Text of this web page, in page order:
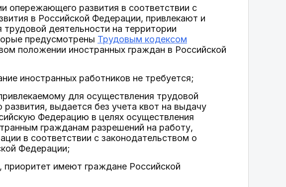
опережающего развития в соответствии с
в Российской Федерации, привлекают и
деятельности на территории
предусмотрены Трудовым кодексом
положении иностранных граждан в Российской
иностранных работников не требуется;
для осуществления трудовой
выдается без учета квот на выдачу
Федерацию в целях осуществления
гражданам разрешений на работу,
в соответствии с законодательством о
Федерации;
приоритет имеют граждане Российской